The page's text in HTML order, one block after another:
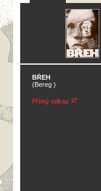
BŘEH
(Bereg )
Přímý odkaz